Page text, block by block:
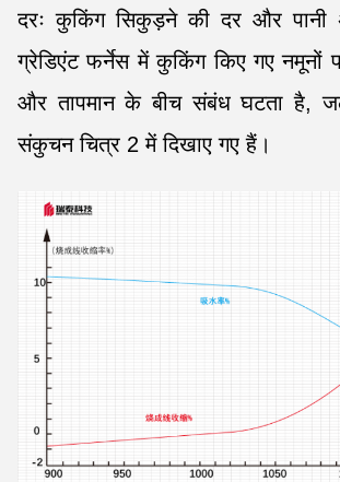
दरः कुकिंग सिकुड़ने की दर और पानी
ग्रेडिएंट फर्नेस में कुकिंग किए गए नमूनों
और तापमान के बीच संबंध घटता है,
संकुचन चित्र 2 में दिखाए गए हैं।